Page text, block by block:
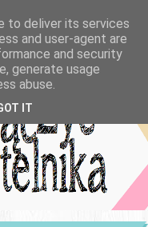
to deliver its services
and user-agent are
and security
generate usage
abuse.
IT